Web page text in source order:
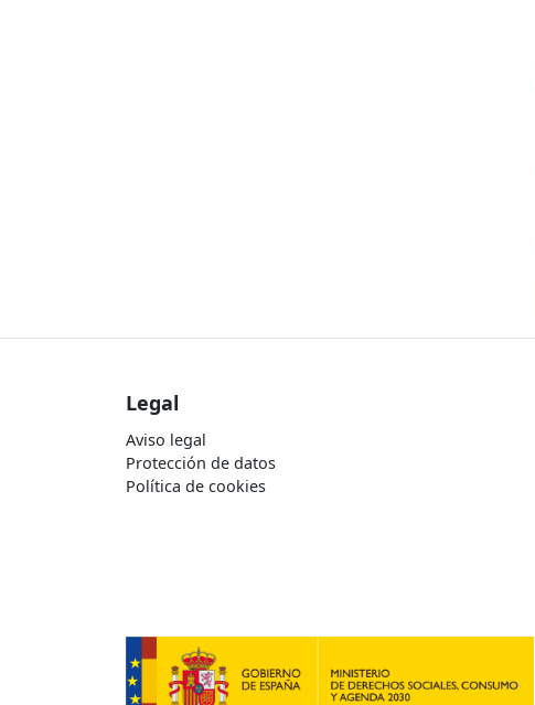
Legal
Aviso legal
Protección de datos
Política de cookies